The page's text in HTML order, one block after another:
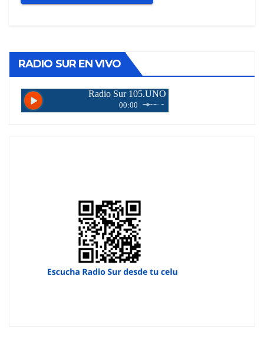
RADIO SUR EN VIVO